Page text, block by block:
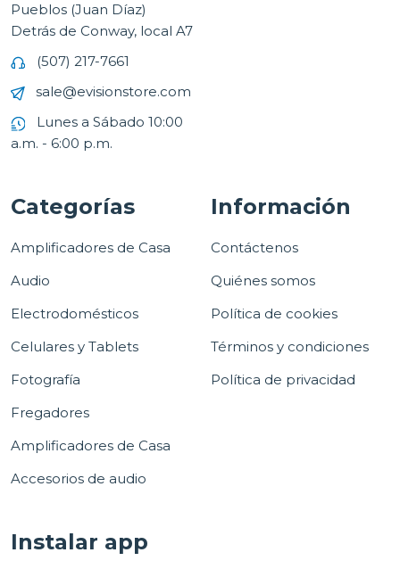
Pueblos (Juan Díaz)
Detrás de Conway, local A7
(507) 217-7661
sale@evisionstore.com
Lunes a Sábado 10:00
a.m. - 6:00 p.m.
Categorías
Amplificadores de Casa
Audio
Electrodomésticos
Celulares y Tablets
Fotografía
Fregadores
Amplificadores de Casa
Accesorios de audio
Información
Contáctenos
Quiénes somos
Política de cookies
Términos y condiciones
Política de privacidad
Instalar app